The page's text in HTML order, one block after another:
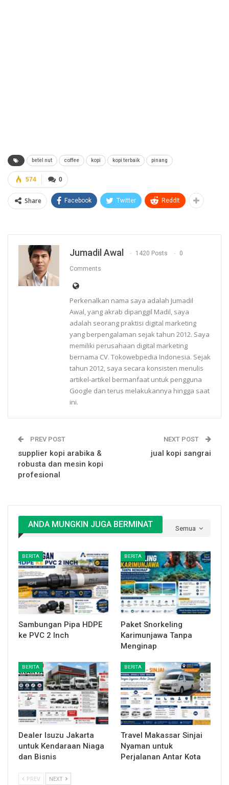
betel nut coffee kopi kopi terbaik pinang
0
574
Share Facebook Twitter ReddIt
Jumadil Awal 1420 Posts 0
Comments
Perkenalkan nama saya adalah Jumadil
Awal, yang akrab dipanggil Madil, saya
adalah seorang praktisi digital marketing
yang berpengalaman sejak tahun 2012. Saya
memiliki perusahaan digital marketing
bernama CV. Tokowebpedia Indonesia. Sejak
tahun 2012, saya secara konsisten menulis
artikel-artikel bermanfaat untuk pengguna
Google dan terus melakukannya hingga saat
ini.
PREV POST
supplier kopi arabika &
robusta dan mesin kopi
profesional
NEXT POST
jual kopi sangrai
Semua
ANDA MUNGKIN JUGA BERMINAT
BERITA
Sambungan Pipa HDPE
ke PVC 2 Inch
BERITA
Paket Snorkeling
Karimunjawa Tanpa
Menginap
BERITA
Dealer Isuzu Jakarta
untuk Kendaraan Niaga
dan Bisnis
BERITA
Travel Makassar Sinjai
Nyaman untuk
Perjalanan Antar Kota
PREV NEXT